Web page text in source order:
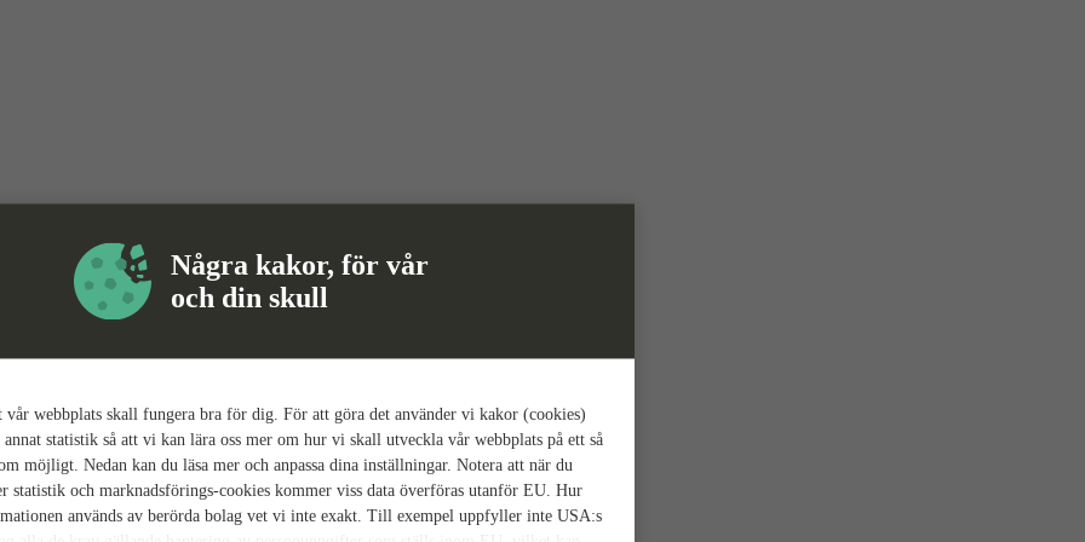
Några kakor, för vår
och din skull
webbplats skall fungera bra för dig. För att göra det använder vi kakor (cookies)
statistik så att vi kan lära oss mer om hur vi skall utveckla vår webbplats på ett så
möjligt. Nedan kan du läsa mer och anpassa dina inställningar. Notera att när du
statistik och marknadsförings-cookies kommer viss data överföras utanför EU. Hur
används av berörda bolag vet vi inte exakt. Till exempel uppfyller inte USA:s